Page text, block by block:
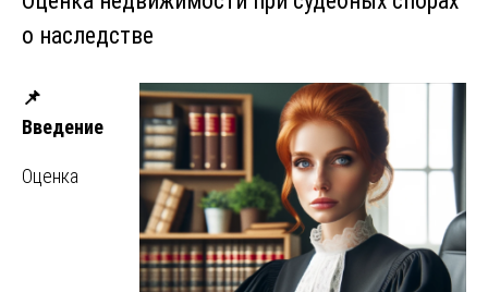
о наследстве
📌
Введение
Оценка